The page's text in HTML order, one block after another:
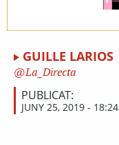
GUILLE LARIOS
La_Directa
PUBLICAT:
JUNY 25, 2019 - 18:24